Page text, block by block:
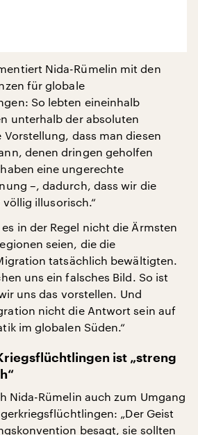
Nida-Rümelin mit den
für globale
So lebten eineinhalb
unterhalb der absoluten
Vorstellung, dass man diesen
denen dringen geholfen
eine ungerechte
–, dadurch, dass wir die
illusorisch.“
in der Regel nicht die Ärmsten
seien, die die
tatsächlich bewältigten.
uns ein falsches Bild. So ist
uns das vorstellen. Und
nicht die Antwort sein auf
im globalen Süden.“
ist „streng
Nida-Rümelin auch zum Umgang
„Der Geist
besagt, sie sollten